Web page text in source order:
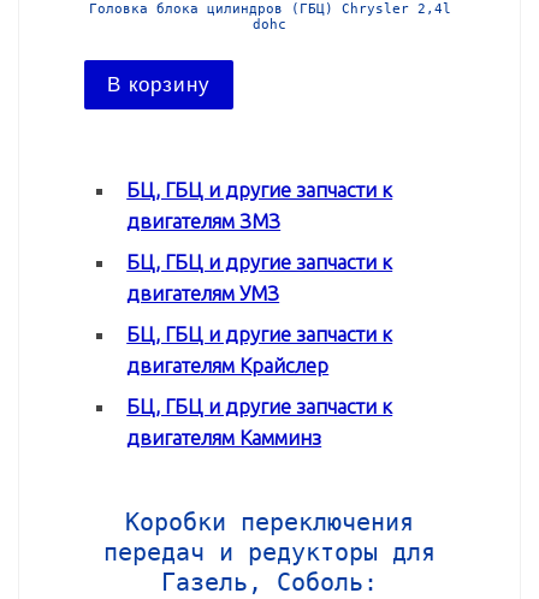
Головка блока цилиндров (ГБЦ) Chrysler 2,4l
dohc
В корзину
БЦ, ГБЦ и другие запчасти к
двигателям ЗМЗ
БЦ, ГБЦ и другие запчасти к
двигателям УМЗ
БЦ, ГБЦ и другие запчасти к
двигателям Крайслер
БЦ, ГБЦ и другие запчасти к
двигателям Камминз
Коробки переключения
передач и редукторы для
Газель, Соболь: